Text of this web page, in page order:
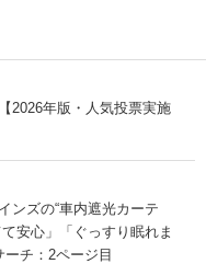
2026年版・人気投票実施
ンズの“車内遮光カーテ
安心」「ぐっすり眠れま
チ：2ページ目